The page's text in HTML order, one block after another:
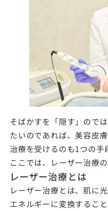
そばかすを「隠す」ので
たいのであれば、美容皮
治療を受けるのも1つの手
ここでは、レーザー治療
レーザー治療とは
レーザー治療とは、肌に
エネルギーに変換するこ